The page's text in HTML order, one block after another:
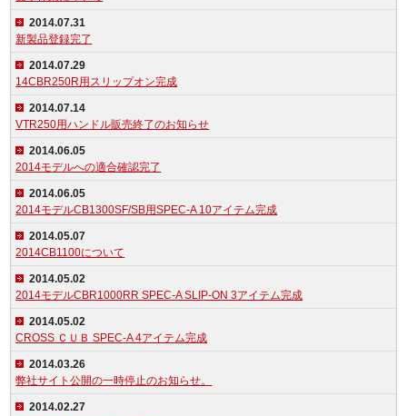
2014.07.31
新製品登録完了
2014.07.29
14CBR250R用スリップオン完成
2014.07.14
VTR250用ハンドル販売終了のお知らせ
2014.06.05
2014モデルへの適合確認完了
2014.06.05
2014モデルCB1300SF/SB用SPEC-A 10アイテム完成
2014.05.07
2014CB1100について
2014.05.02
2014モデルCBR1000RR SPEC-A SLIP-ON 3アイテム完成
2014.05.02
CROSS ＣＵＢ SPEC-A 4アイテム完成
2014.03.26
弊社サイト公開の一時停止のお知らせ。
2014.02.27